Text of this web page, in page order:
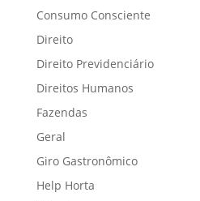
Consumo Consciente
Direito
Direito Previdenciário
Direitos Humanos
Fazendas
Geral
Giro Gastronômico
Help Horta